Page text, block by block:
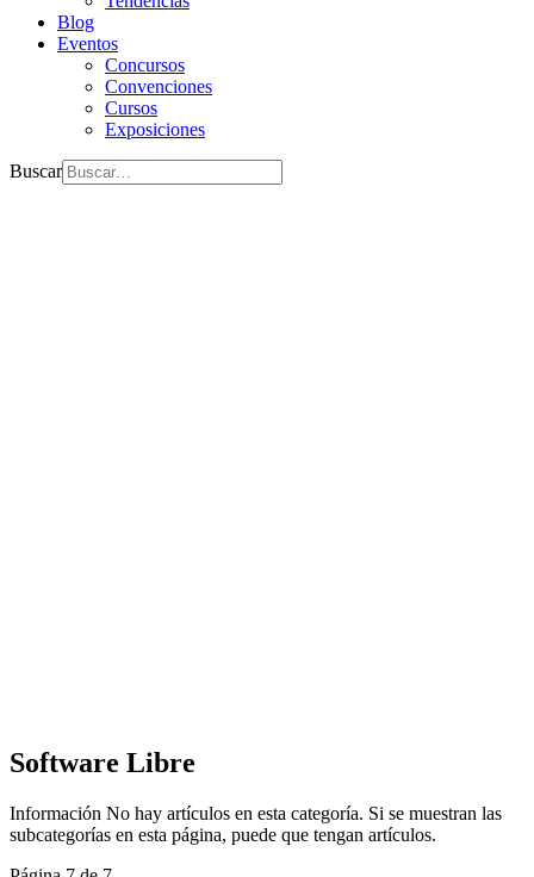
Blog
Eventos
Concursos
Convenciones
Cursos
Exposiciones
Buscar
Software Libre
Información No hay artículos en esta categoría. Si se muestran las
subcategorías en esta página, puede que tengan artículos.